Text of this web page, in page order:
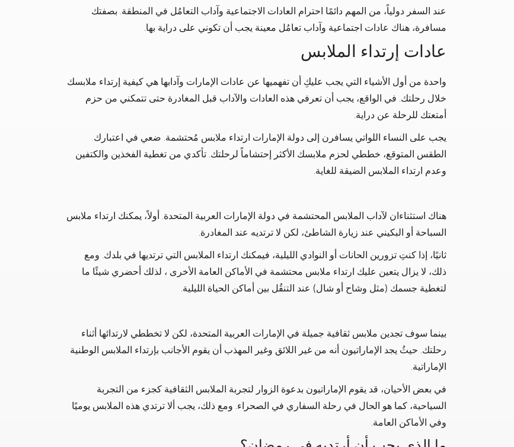
عند السفر دولياً، من المهم دائمًا احترام العادات الاجتماعية وآداب التعامُل في المنطقة. بصفتك
مسافرة، هناك عادات اجتماعية وآداب تعامُل معينة يجب أن تكوني على دراية بها.
عادات إرتداء الملابس
واحدة من أول الأشياء التي يجب عليكِ أن تفهميها عن عادات الإمارات وآدابها هي كيفية إرتداء ملابسك
خلال رحلتك. في الواقع، يجب أن تعرفي هذه العادات والآداب قبل المغادرة حتى تتمكني من حزم
أمتعتك للرحلة عن دراية.
يجب على النساء اللواتي يسافرن إلى دولة الإمارات ارتداء ملابس مُحتشمة. ضعي في اعتبارك
الطقس المتوقع، خططي لحزم ملابسك الأكثر إحتشاماً لرحلتك. تأكدي من تغطية الفخذين والكتفين
وعدم ارتداء الملابس الضيقة للغاية.
هناك استثناءان لآداب الملابس المحتشمة في دولة الإمارات العربية المتحدة. أولاً، يمكنك ارتداء ملابس
السباحة أو البكيني عند زيارة الشاطئ، لكن لا ترتديه عند المغادرة.
ثانيًا، إذا كنتِ تزورين الحانات أو النوادي الليلية، فيمكنك ارتداء الملابس التي ترتديها في بلدك. ومع
ذلك، لا يزال يتعين عليك ارتداء ملابس محتشمة في الأماكن العامة الأخرى ، لذلك أحضري شيئًا ما
لتغطية جسمك (مثل وشاح أو شال) عند التنقُل بين أماكن الحياة الليلية.
بينما سوف تجدين ملابس ثقافية جميلة في الإمارات العربية المتحدة، لكن لا تخططي لارتدائها أثناء
رحلتك. حيثُ يجد الإماراتيون أنه من غير اللائق وغير المهذب أن يقوم الأجانب بإرتداء الملابس الوطنية
الإماراتية.
في بعض الأحيان، قد يقوم الإماراتيون بدعوة الزوار لتجربة الملابس الثقافية كجزء من التجربة
السياحية، كما هو الحال في رحلة السفاري في الصحراء. ومع ذلك، يجب ألا ترتدي هذه الملابس يوميًا
وفي الأماكن العامة.